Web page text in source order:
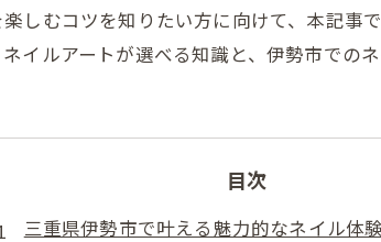
しむコツを知りたい方に向けて、本記事
イルアートが選べる知識と、伊勢市での
目次
三重県伊勢市で叶える魅力的なネイル体験